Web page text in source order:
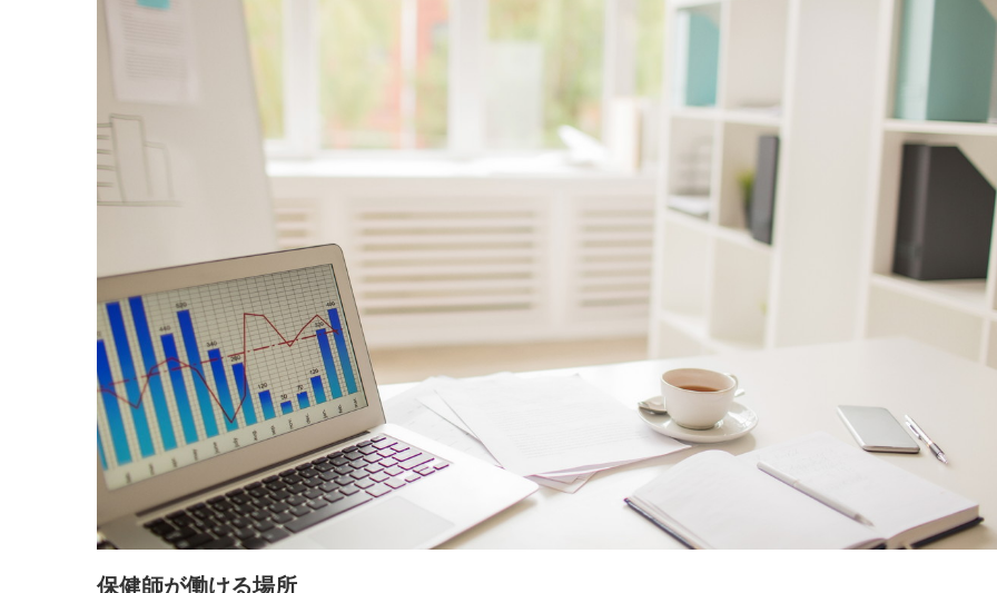
保健師が働ける場所